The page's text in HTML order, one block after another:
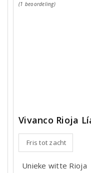
(1 beoordeling)
Vivanco Rioja
Fris tot zacht
Unieke witte Rioja